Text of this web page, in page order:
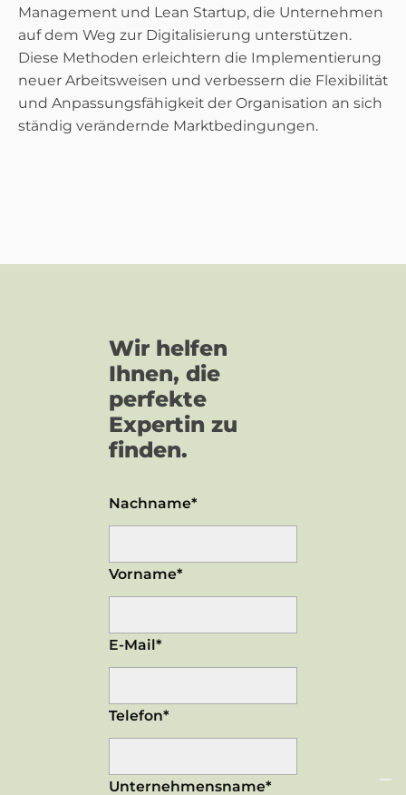
Management und Lean Startup, die Unternehmen
auf dem Weg zur Digitalisierung unterstützen.
Diese Methoden erleichtern die Implementierung
neuer Arbeitsweisen und verbessern die Flexibilität
und Anpassungsfähigkeit der Organisation an sich
ständig verändernde Marktbedingungen.
Wir helfen
Ihnen, die
perfekte
Expertin zu
finden.
Nachname*
Vorname*
E-Mail*
Telefon*
Unternehmensname*